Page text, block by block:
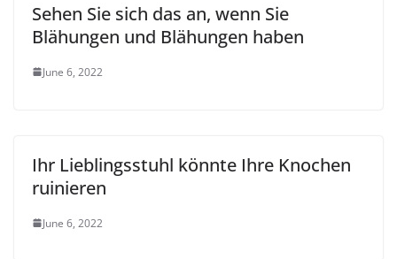
Sehen Sie sich das an, wenn Sie
Blähungen und Blähungen haben
June 6, 2022
Ihr Lieblingsstuhl könnte Ihre Knochen
ruinieren
June 6, 2022